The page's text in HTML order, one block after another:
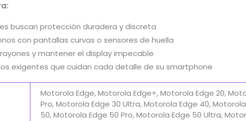
buscan protección duradera y discreta
con pantallas curvas o sensores de huella
y mantener el display impecable
exigentes que cuidan cada detalle de su smartphone
Motorola Edge, Motorola Edge+, Motorola Edge 20,
Pro, Motorola Edge 30 Ultra, Motorola Edge 40,
50, Motorola Edge 50 Pro, Motorola Edge 50 Ultra,